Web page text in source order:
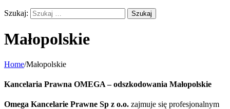
Szukaj:
Małopolskie
Home/Małopolskie
Kancelaria Prawna OMEGA – odszkodowania Małopolskie
Omega Kancelarie Prawne Sp z o.o. zajmuje się profesjonalnym